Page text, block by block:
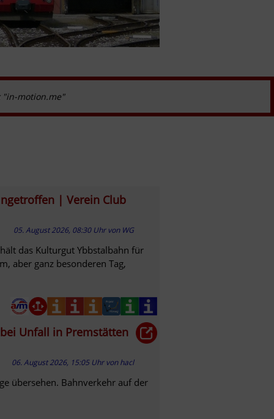
"in-motion.me"
| Verein Club
05. August 2026, 08:30 Uhr von WG
das Kulturgut Ybbstalbahn für
aber ganz besonderen Tag,
Unfall in Premstätten
06. August 2026, 15:05 Uhr vonhacl
übersehen. Bahnverkehr auf der